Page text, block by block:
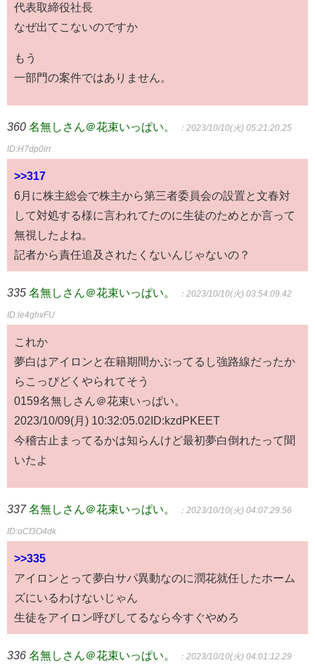
代表取締役社長
なぜ出てこないのですか
もう
一部門の案件ではありません。
360 名無しさん＠花束いっぱい。 ：2023/10/10(火) 05:21:20.25
ID:H7dp0irr
>>317
6月に株主総会で株主から第三者委員会の設置と文春対
して対処する様に言われてたのに生徒のためとか言って
無視したよね。
記者から責任追及されたくないんじゃないの？
335 名無しさん＠花束いっぱい。 ：2023/10/10(火) 03:54:09.42
ID:le4ghvFU
これか
夢白はアイロンと在籍期間かぶってるし強路線だったか
らこっぴどくやられてそう
0159名無しさん＠花束いっぱい。
2023/10/09(月) 10:32:05.02ID:kzdPKEET
今稽古止まってるかは知らんけど最初夢白倒れたって聞
いたよ
337 名無しさん＠花束いっぱい。 ：2023/10/10(火) 04:07:29.56
ID:oCf3O4dk
>>335
アイロンとって夢白サパ異動なのに潤花就任したホーム
ズにいるわけないじゃん
生徒をアイロン呼びしてるなら今すぐやめろ
336 名無しさん＠花束いっぱい。 ：2023/10/10(火) 04:01:12.29